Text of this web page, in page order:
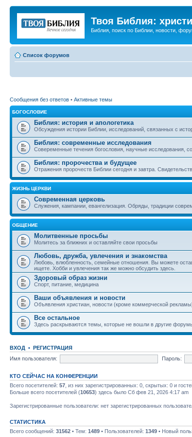
Твоя Библия:
Библия, поиск по Библии, новости,
Список форумов
Сообщения без ответов • Активные темы
БОГОСЛОВИЕ
Библия: история и апологетика
Обсуждения истории Библии, исследований, связанных с
Библия: современные исследования
Совеременные течения богословия, научные исследования,
Библия: пророчества и будущее
Отражения пророчеств Библии сегодня и завтра.
ЖИЗНЬ ЦЕРКВИ
Современная церковь
Служения, кампании, евангелизация. Обряды, традиции
ОБЩЕНИЕ
Молитвенные просьбы
Молитесь за ближних и оставляйте свои просьбы
Любовь, дружба, увлечения и знакомства
Любовь, влюбленность, семейные отношения. Вы можете
ищете. Хобби и увлечения так же можно обсудить здесь.
Здоровый образ жизни
Спорт, питание, медицина
Ваши объявления и новости
Объявления христиан, новости (кроме коммерческой
Все остальное
Здесь раскрываются темы, которые не вошли в другие
ВХОД • РЕГИСТРАЦИЯ
Имя пользователя:
Пароль:
КТО СЕЙЧАС НА КОНФЕРЕНЦИИ
Всего посетителей: 57 , из них зарегистрированных: 0, скрытых: 0 и
Больше всего посетителей (10653) здесь было Сб фев 21, 2026 4:17 am
Зарегистрированные пользователи: нет зарегистрированных
СТАТИСТИКА
Всего сообщений: 31562 • Тем: 1489 • Пользователей: 1349 • Новый